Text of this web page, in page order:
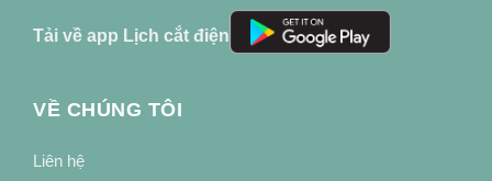
Tải về app Lịch cắt điện
VỀ CHÚNG TÔI
Liên hệ